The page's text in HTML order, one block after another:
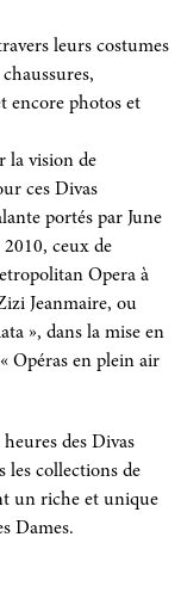
leurs costumes
encore photos et
la vision de
ces Divas
portés par June
ceux de
Opera à
Jeanmaire, ou
», dans la mise en
Opéras en plein air
des Divas
les collections de
un riche et unique
Dames.